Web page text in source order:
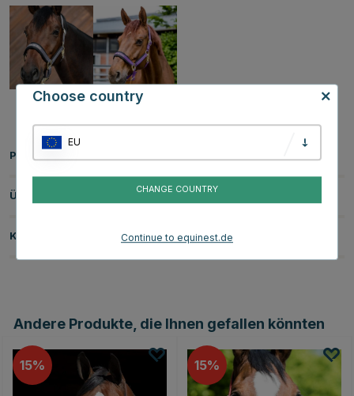
Lila
Produktinformationen
Über die Marke
Kundenbewertungen
Andere Produkte, die Ihnen gefallen könnten
15 15
Choose country
EU
CHANGE COUNTRY
Continue to equinest.de